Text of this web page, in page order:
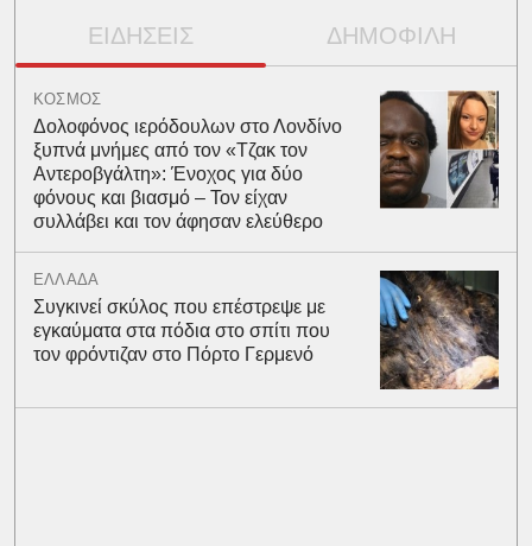
ΕΙΔΗΣΕΙΣ ΔΗΜΟΦΙΛΗ
ΚΟΣΜΟΣ
Δολοφόνος ιερόδουλων στο Λονδίνο
ξυπνά μνήμες από τον «Τζακ τον
Αντεροβγάλτη»: Ένοχος για δύο
φόνους και βιασμό – Τον είχαν
συλλάβει και τον άφησαν ελεύθερο
ΕΛΛΑΔΑ
Συγκινεί σκύλος που επέστρεψε με
εγκαύματα στα πόδια στο σπίτι που
τον φρόντιζαν στο Πόρτο Γερμενό